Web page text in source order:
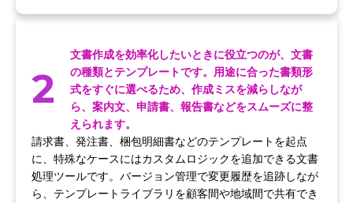
2
文書作成を効率化したいときに役立つのが、文書
の種類とテンプレートです。用途に合った書類形
式をすぐに選べるため、作成ミスを減らしなが
ら、案内文、申請書、報告書などをスムーズに整
えられます。
請求書、発注書、梱包明細書などのテンプレートを起点
に、特殊なケースにはカスタムロジックを追加できる文書
処理ツールです。バージョン管理で変更履歴を追跡しなが
ら、テンプレートライブラリを顧客間や地域間で共有でき